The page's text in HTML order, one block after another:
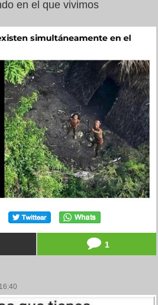
en el que vivimos
1